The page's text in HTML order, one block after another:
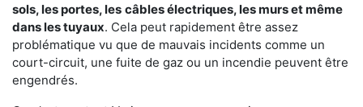
sols, les portes, les câbles électriques, les murs et même
dans les tuyaux. Cela peut rapidement être assez
problématique vu que de mauvais incidents comme un
court-circuit, une fuite de gaz ou un incendie peuvent être
engendrés.